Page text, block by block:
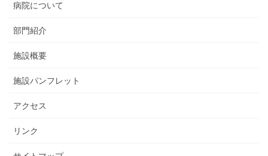
病院について
部門紹介
施設概要
施設パンフレット
アクセス
リンク